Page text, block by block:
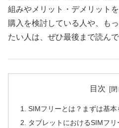
組みやメリット・デメリット
購入を検討している人や、も
たい人は、ぜひ最後まで読んで
目次
SIMフリーとは？まずは基本
タブレットにおけるSIMフリ